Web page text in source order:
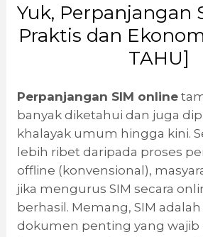
Yuk, Perpanjangan
Praktis dan
TAHU]
Perpanjangan SIM online
banyak diketahui dan juga
khalayak umum hingga kini.
lebih ribet daripada proses
offline (konvensional),
jika mengurus SIM secara
berhasil. Memang, SIM
dokumen penting yang wajib